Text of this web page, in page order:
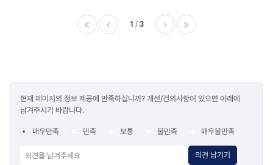
1 3
만족도
조사
현재 페이지의 정보 제공에 만족하십니까? 개선/건의사항이 있으면 아래에
남겨주시기 바랍니다.
매우만족 만족 보통 불만족 매우불만족
의견 남기기